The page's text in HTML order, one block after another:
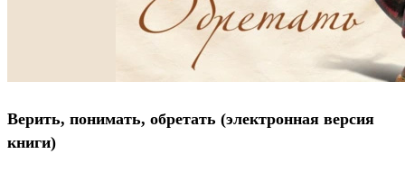
Верить, понимать, обретать (электронная версия
книги)